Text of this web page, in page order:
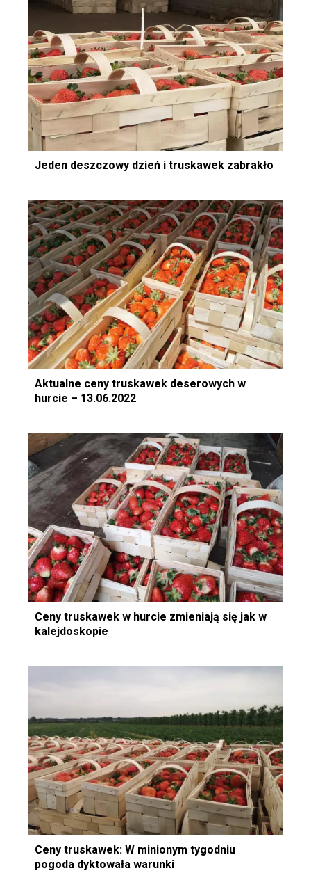
Jeden deszczowy dzień i truskawek zabrakło
Aktualne ceny truskawek deserowych w
hurcie – 13.06.2022
Ceny truskawek w hurcie zmieniają się jak w
kalejdoskopie
Ceny truskawek: W minionym tygodniu
pogoda dyktowała warunki